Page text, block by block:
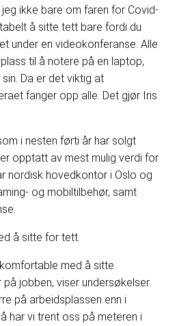
ikke bare om faren for Covid-
å sitte tett bare fordi du
under en videokonferanse. Alle
til å notere på en laptop,
Da er det viktig at
fanger opp alle. Det gjør Iris
i nesten førti år har solgt
opptatt av mest mulig verdi for
nordisk hovedkontor i Oslo og
og mobiltilbehør, samt
å sitte for tett.
med å sitte
jobben, viser undersøkelser.
på arbeidsplassen enn i
har vi trent oss på meteren i